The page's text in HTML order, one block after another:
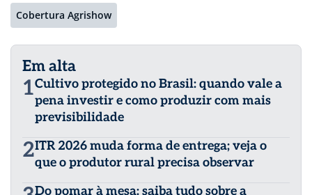
Cobertura Agrishow
Em alta
1Cultivo protegido no Brasil: quando vale a
pena investir e como produzir com mais
previsibilidade
2ITR 2026 muda forma de entrega; veja o
que o produtor rural precisa observar
Do pomar à mesa: saiba tudo sobre a